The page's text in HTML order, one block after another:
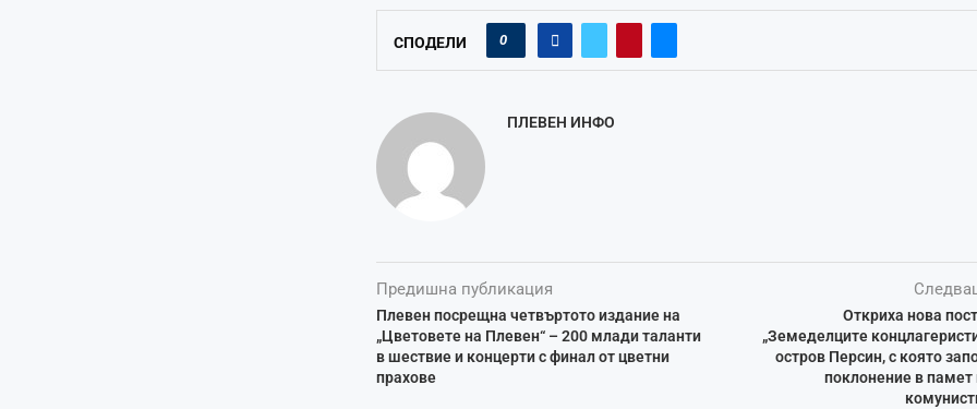
СПОДЕЛИ 0
ПЛЕВЕН ИНФО
Предишна публикация
Плевен посрещна четвъртото издание на
„Цветовете на Плевен“ – 200 млади таланти
в шествие и концерти с финал от цветни
прахове
Откриха нова
„Земеделците
остров Персин, с която
поклонение в